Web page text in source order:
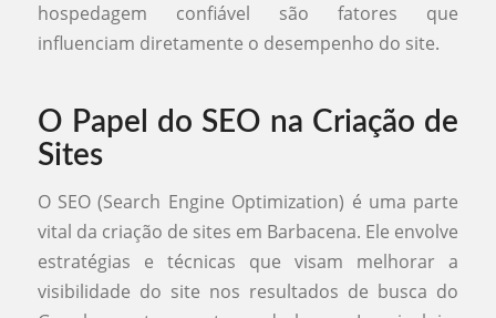
hospedagem confiável são fatores que
influenciam diretamente o desempenho do site.
O Papel do SEO na Criação de
Sites
O SEO (Search Engine Optimization) é uma parte
vital da criação de sites em Barbacena. Ele envolve
estratégias e técnicas que visam melhorar a
visibilidade do site nos resultados de busca do